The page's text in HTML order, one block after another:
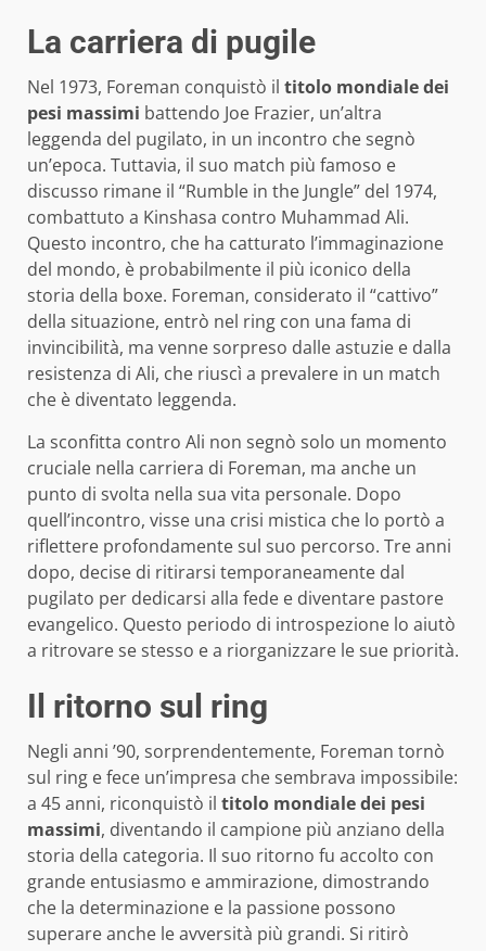
La carriera di pugile
Nel 1973, Foreman conquistò il titolo mondiale dei
pesi massimi battendo Joe Frazier, un’altra
leggenda del pugilato, in un incontro che segnò
un’epoca. Tuttavia, il suo match più famoso e
discusso rimane il “Rumble in the Jungle” del 1974,
combattuto a Kinshasa contro Muhammad Ali.
Questo incontro, che ha catturato l’immaginazione
del mondo, è probabilmente il più iconico della
storia della boxe. Foreman, considerato il “cattivo”
della situazione, entrò nel ring con una fama di
invincibilità, ma venne sorpreso dalle astuzie e dalla
resistenza di Ali, che riuscì a prevalere in un match
che è diventato leggenda.
La sconfitta contro Ali non segnò solo un momento
cruciale nella carriera di Foreman, ma anche un
punto di svolta nella sua vita personale. Dopo
quell’incontro, visse una crisi mistica che lo portò a
riflettere profondamente sul suo percorso. Tre anni
dopo, decise di ritirarsi temporaneamente dal
pugilato per dedicarsi alla fede e diventare pastore
evangelico. Questo periodo di introspezione lo aiutò
a ritrovare se stesso e a riorganizzare le sue priorità.
Il ritorno sul ring
Negli anni ’90, sorprendentemente, Foreman tornò
sul ring e fece un’impresa che sembrava impossibile:
a 45 anni, riconquistò il titolo mondiale dei pesi
massimi, diventando il campione più anziano della
storia della categoria. Il suo ritorno fu accolto con
grande entusiasmo e ammirazione, dimostrando
che la determinazione e la passione possono
superare anche le avversità più grandi. Si ritirò